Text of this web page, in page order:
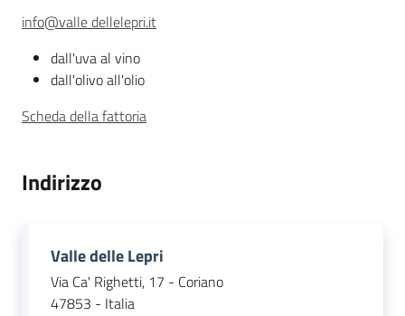
Agricoltura,
caccia e
Novità
Servizi
info@valle dellelepri.it
dall'uva al vino
dall'olivo all'olio
Scheda della fattoria
Indirizzo
Valle delle Lepri
Via Ca' Righetti, 17 - Coriano
47853 - Italia